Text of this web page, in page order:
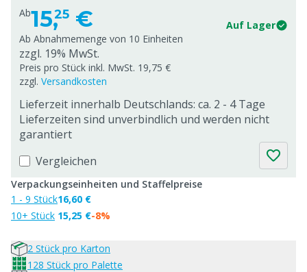
Ab15,25 €
Auf Lager
Ab Abnahmemenge von 10 Einheiten
zzgl. 19% MwSt.
Preis pro Stück inkl. MwSt. 19,75 €
zzgl. Versandkosten
Lieferzeit innerhalb Deutschlands: ca. 2 - 4 Tage
Lieferzeiten sind unverbindlich und werden nicht
garantiert
Vergleichen
Verpackungseinheiten und Staffelpreise
1 - 9 Stück
10+ Stück
16,60 €
15,25 €-8%
2 Stück pro Karton
128 Stück pro Palette